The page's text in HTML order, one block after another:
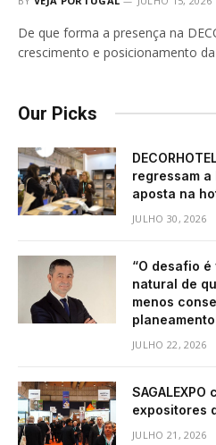
De que forma a presença na
crescimento e posicionamento
Our Picks
regressam
aposta na
JULHO 30, 2026
“O desafio
natural de
menos
JULHO 22, 2026
expositores
JULHO 21, 2026